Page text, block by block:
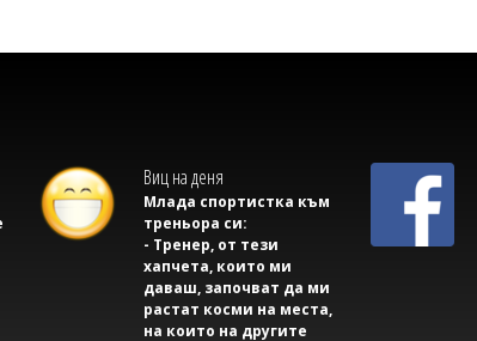
Виц на деня
Млада спортистка към
треньора си:
- Тренер, от тези
хапчета, които ми
даваш, започват да ми
растат косми на места,
на които на другите